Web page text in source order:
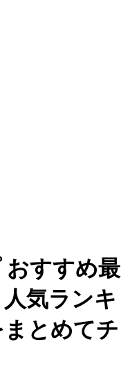
おすすめ最
気ランキ
とめてチ